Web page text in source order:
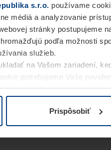
s.r.o. používame
médiá a analyzovanie
stránky postupujeme
podľa možnosti
služieb.
na Vašom zariadení,
potrebujeme Vaše
Vyhlásenie o ochrane
Prispôsobiť